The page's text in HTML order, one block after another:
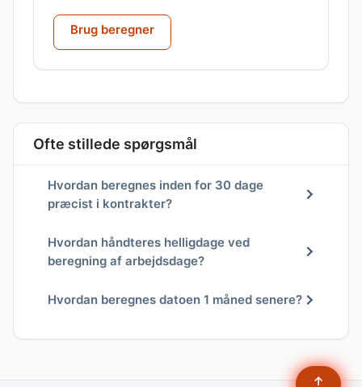
Brug beregner
Ofte stillede spørgsmål
Hvordan beregnes inden for 30 dage
præcist i kontrakter?
Hvordan håndteres helligdage ved
beregning af arbejdsdage?
Hvordan beregnes datoen 1 måned senere?
↑